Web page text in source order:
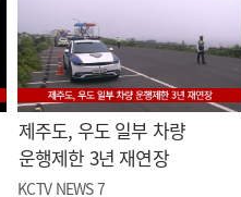
제주도, 우도 일부 차량
운행제한 3년 재연장
KCTV NEWS 7